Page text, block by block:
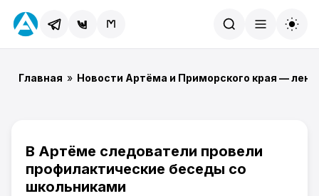
Главная » Новости Артёма и Приморского края —
В Артёме следователи провели
профилактические беседы со
школьниками